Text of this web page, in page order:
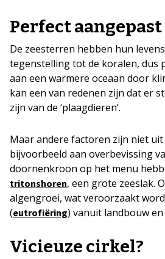
Perfect aangepast
De zeesterren hebben hun
tegenstelling tot de koralen, dus
aan een warmere oceaan door
kan een van redenen zijn dat er
zijn van de ‘plaagdieren’.
Maar andere factoren zijn niet
bijvoorbeeld aan overbevissing
doornenkroon op het menu
tritonshoren, een grote zeeslak.
algengroei, wat veroorzaakt
(eutrofiëring) vanuit landbouw
Vicieuze cirkel?